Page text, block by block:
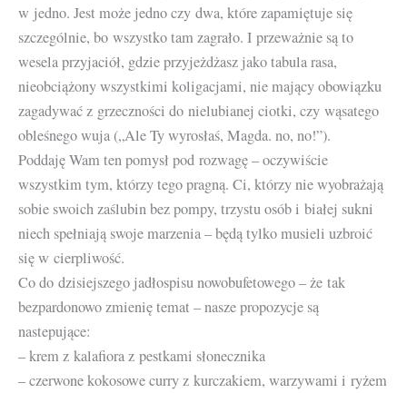
w jedno. Jest może jedno czy dwa, które zapamiętuje się
szczególnie, bo wszystko tam zagrało. I przeważnie są to
wesela przyjaciół, gdzie przyjeżdżasz jako tabula rasa,
nieobciążony wszystkimi koligacjami, nie mający obowiązku
zagadywać z grzeczności do nielubianej ciotki, czy wąsatego
obleśnego wuja („Ale Ty wyrosłaś, Magda. no, no!”).
Poddaję Wam ten pomysł pod rozwagę – oczywiście
wszystkim tym, którzy tego pragną. Ci, którzy nie wyobrażają
sobie swoich zaślubin bez pompy, trzystu osób i białej sukni
niech spełniają swoje marzenia – będą tylko musieli uzbroić
się w cierpliwość.
Co do dzisiejszego jadłospisu nowobufetowego – że tak
bezpardonowo zmienię temat – nasze propozycje są
nastepujące:
– krem z kalafiora z pestkami słonecznika
– czerwone kokosowe curry z kurczakiem, warzywami i ryżem